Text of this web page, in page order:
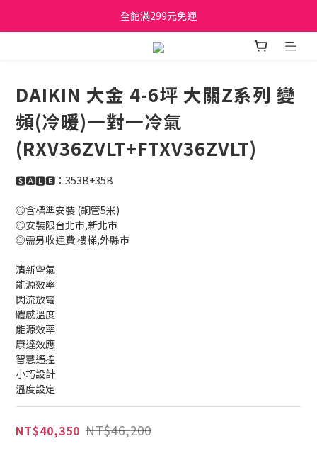
日立家電、國際牌 原廠管制價格 私訊優惠價
全館滿299元免運
日立家電、國際牌 原廠管制價格 私訊優惠價
DAIKIN 大金 4-6坪 大關Z系列 變
頻(冷暖)一對一冷氣
(RXV36ZVLT+FTXV36ZVLT)
🆂🅰🅻🅴：353B+35B
◎含標準安裝 (銅管5米)
◎安裝限台北市,新北市
◎需另收運費:樓梯,外縣市
清新空氣
能源效率
閃流放電
體感溫度
能源效率
康達效應
智慧遙控
小巧設計
溫度設定
NT$40,350 NT$46,200